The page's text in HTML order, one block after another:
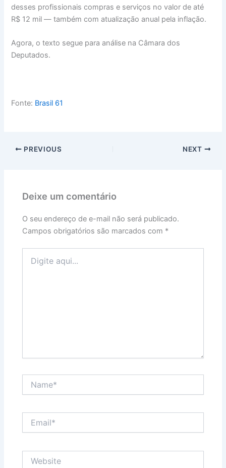
desses profissionais compras e serviços no valor de até
R$ 12 mil — também com atualização anual pela inflação.
Agora, o texto segue para análise na Câmara dos
Deputados.
Fonte: Brasil 61
PREVIOUS NEXT
Deixe um comentário
O seu endereço de e-mail não será publicado.
Campos obrigatórios são marcados com *
aqui...